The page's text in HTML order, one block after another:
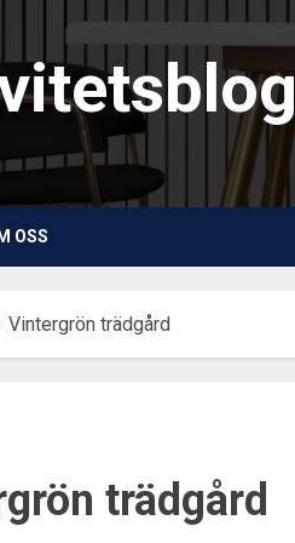
OSS
Vintergrön trädgård
trädgård